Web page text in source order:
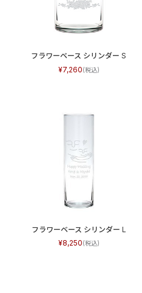
フラワーベース シリンダー S
7,260
フラワーベース シリンダー L
8,250